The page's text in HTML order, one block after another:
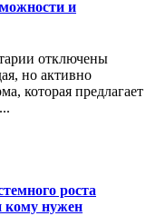
и
к
записи
Криптобиржа
платформы
отключены
но активно
которая предлагает
роста
кому нужен